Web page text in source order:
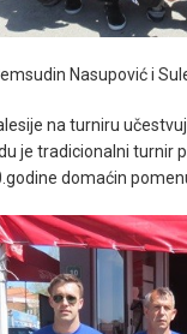
Nasupović i
na turniru
je tradicionalni turnir
domaćin